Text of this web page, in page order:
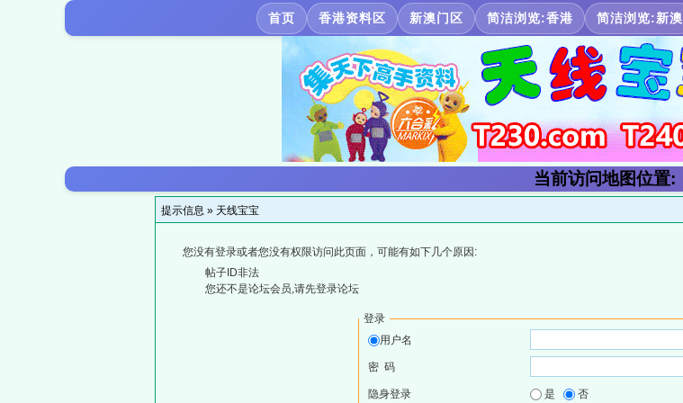
首页 香港资料区 新澳门区 简洁浏览:香港 简洁浏览:新澳
当前访问地图位置:
提示信息 » 天线宝宝
您没有登录或者您没有权限访问此页面，可能有如下几个原因:
帖子ID非法
您还不是论坛会员,请先登录论坛
登录
用户名
密 码
隐身登录 是 否